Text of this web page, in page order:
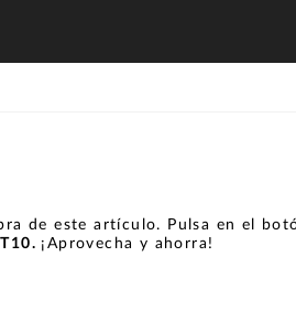
de este artículo. Pulsa en el
¡Aprovecha y ahorra!